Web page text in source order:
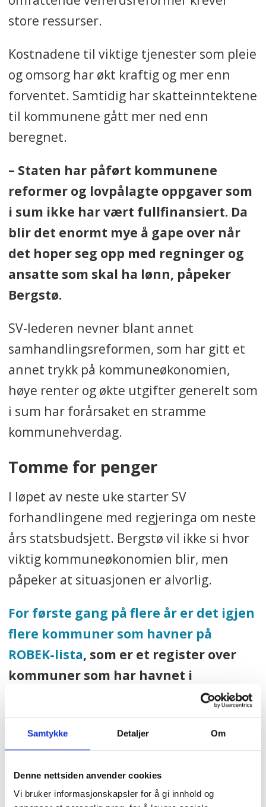
Samtykke Detaljer Om
Denne nettsiden anvender cookies
Vi bruker informasjonskapsler for å gi innhold og
store ressurser.
Kostnadene til viktige tjenester som pleie
og omsorg har økt kraftig og mer enn
forventet. Samtidig har skatteinntektene
til kommunene gått mer ned enn
beregnet.
– Staten har påført kommunene
reformer og lovpålagte oppgaver som
i sum ikke har vært fullfinansiert. Da
blir det enormt mye å gape over når
det hoper seg opp med regninger og
ansatte som skal ha lønn, påpeker
Bergstø.
SV-lederen nevner blant annet
samhandlingsreformen, som har gitt et
annet trykk på kommuneøkonomien,
høye renter og økte utgifter generelt som
i sum har forårsaket en stramme
kommunehverdag.
Tomme for penger
I løpet av neste uke starter SV
forhandlingene med regjeringa om neste
års statsbudsjett. Bergstø vil ikke si hvor
viktig kommuneøkonomien blir, men
påpeker at situasjonen er alvorlig.
For første gang på flere år er det igjen
flere kommuner som havner på
ROBEK-lista, som er et register over
kommuner som har havnet i
Kort fortalt innebærer dette at
kommunen settes under «statlig
administrasjon». Per oktober i år er 23
kommuner inne på lista. Det er 11